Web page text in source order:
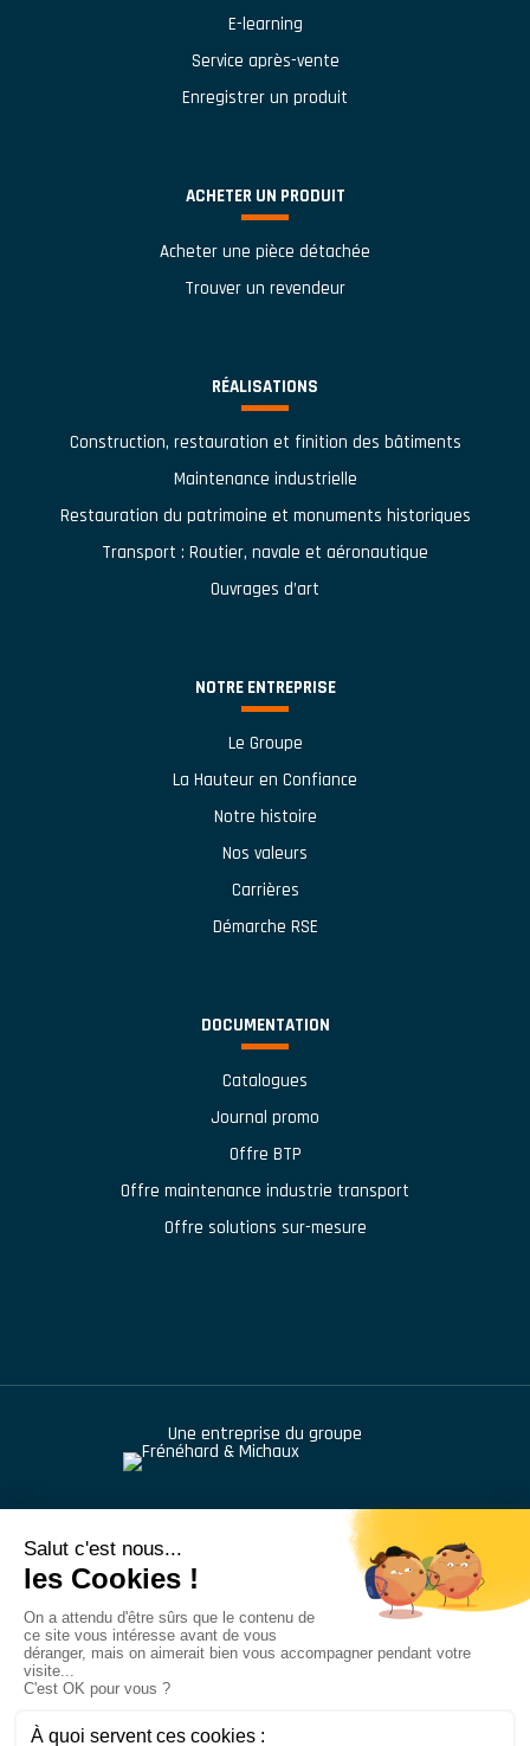
E-learning
Service après-vente
Enregistrer un produit
ACHETER UN PRODUIT
Acheter une pièce détachée
Trouver un revendeur
RÉALISATIONS
Construction, restauration et finition des bâtiments
Maintenance industrielle
Restauration du patrimoine et monuments historiques
Transport : Routier, navale et aéronautique
Ouvrages d’art
NOTRE ENTREPRISE
Le Groupe
La Hauteur en Confiance
Notre histoire
Nos valeurs
Carrières
Démarche RSE
DOCUMENTATION
Catalogues
Journal promo
Offre BTP
Offre maintenance industrie transport
Offre solutions sur-mesure
Une entreprise du groupe
976 route de Saint Bernard BP 414 01604 Trévoux
+33 (1) 48 46 68 42